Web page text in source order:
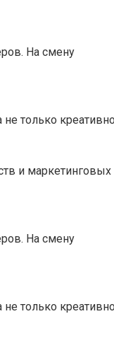
На смену
только
и маркетинговых
На смену
только